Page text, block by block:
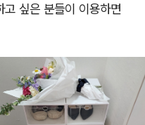
싶은 분들이 이용하면